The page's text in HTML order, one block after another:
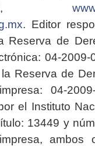
. Editor
Reserva de
04-2009-
Reserva de
04-2009-
el Instituto
13449 y
ambos